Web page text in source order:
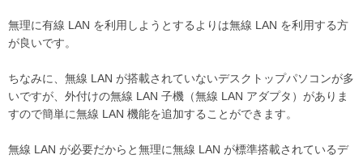
無理に有線 LAN を利用しようとするよりは無線 LAN を利用する方
が良いです。
ちなみに、無線 LAN が搭載されていないデスクトップパソコンが多
いですが、外付けの無線 LAN 子機（無線 LAN アダプタ）がありま
すので簡単に無線 LAN 機能を追加することができます。
無線 LAN が必要だからと無理に無線 LAN が標準搭載されているデ